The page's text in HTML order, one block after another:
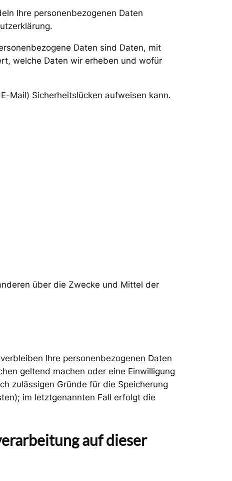
Ihre personenbezogenen Daten
Daten sind Daten, mit
welche Daten wir erheben und wofür
Mail) Sicherheitslücken aufweisen kann.
über die Zwecke und Mittel der
Ihre personenbezogenen Daten
geltend machen oder eine Einwilligung
zulässigen Gründe für die Speicherung
im letztgenannten Fall erfolgt die
auf dieser